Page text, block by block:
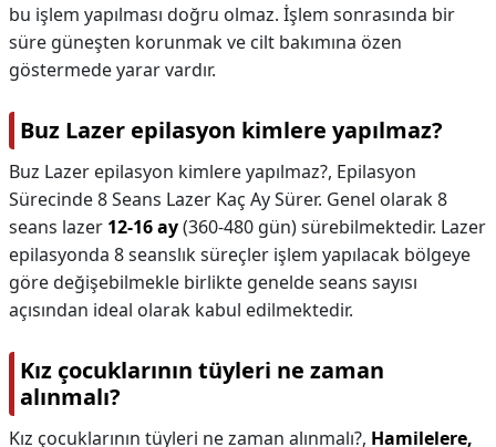
bu işlem yapılması doğru olmaz. İşlem sonrasında bir
süre güneşten korunmak ve cilt bakımına özen
göstermede yarar vardır.
Buz Lazer epilasyon kimlere yapılmaz?
Buz Lazer epilasyon kimlere yapılmaz?, Epilasyon
Sürecinde 8 Seans Lazer Kaç Ay Sürer. Genel olarak 8
seans lazer 12-16 ay(360-480 gün) sürebilmektedir. Lazer
epilasyonda 8 seanslık süreçler işlem yapılacak bölgeye
göre değişebilmekle birlikte genelde seans sayısı
açısından ideal olarak kabul edilmektedir.
Kız çocuklarının tüyleri ne zaman
alınmalı?
Kız çocuklarının tüyleri ne zaman alınmalı?, Hamilelere,